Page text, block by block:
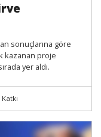
sonuçlarına göre
kazanan proje
yer aldı.